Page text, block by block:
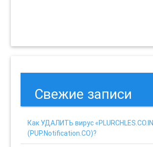
Свежие записи
Как УДАЛИТЬ вирус
(PUP.Notification.CO)?